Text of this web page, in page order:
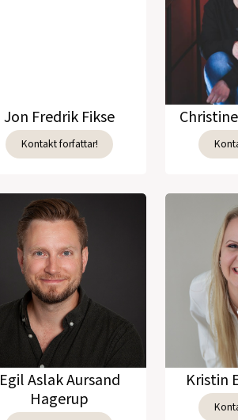
Jon Fredrik Fikse
Kontakt forfattar!
Egil Aslak Aursand
Hagerup
Kristin